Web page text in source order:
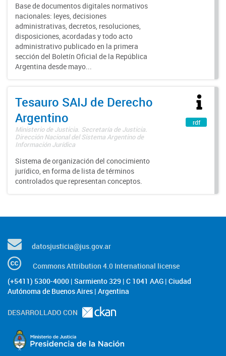
Base de documentos digitales normativos
nacionales: leyes, decisiones
administrativas, decretos, resoluciones,
disposiciones, acordadas y todo acto
administrativo publicado en la primera
sección del Boletín Oficial de la República
Argentina desde mayo...
Tesauro SAIJ de Derecho
Argentino
Ministerio de Justicia. Secretaría de Justicia.
Dirección Nacional del Sistema Argentino de
Información Jurídica
Sistema de organización del conocimiento
jurídico, en forma de lista de términos
controlados que representan conceptos.
rdf
datosjusticia@jus.gov.ar
Commons Attribution 4.0 International license
(+5411) 5300-4000 | Sarmiento 329 | C 1041 AAG | Ciudad
Autónoma de Buenos Aires | Argentina
DESARROLLADO CON